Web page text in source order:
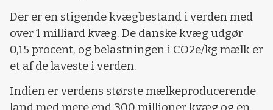
Der er en stigende kvægbestand i verden med
over 1 milliard kvæg. De danske kvæg udgør
0,15 procent, og belastningen i CO2e/kg mælk er
et af de laveste i verden.
Indien er verdens største mælkeproducerende